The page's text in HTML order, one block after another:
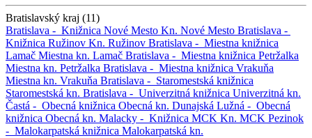
Bratislavský kraj (11)
Bratislava - Knižnica Nové Mesto Kn. Nové Mesto Bratislava -
Knižnica Ružinov Kn. Ružinov Bratislava - Miestna knižnica
Lamač Miestna kn. Lamač Bratislava - Miestna knižnica Petržalka
Miestna kn. Petržalka Bratislava - Miestna knižnica Vrakuňa
Miestna kn. Vrakuňa Bratislava - Staromestská knižnica
Staromestská kn. Bratislava - Univerzitná knižnica Univerzitná kn.
Častá - Obecná knižnica Obecná kn. Dunajská Lužná - Obecná
knižnica Obecná kn. Malacky - Knižnica MCK Kn. MCK Pezinok
- Malokarpatská knižnica Malokarpatská kn.